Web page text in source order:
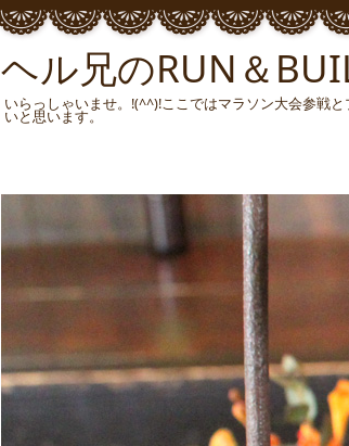
ヘル兄のRUN＆
いらっしゃいませ。!(^^)!ここではマラソン大会参戦
いと思います。